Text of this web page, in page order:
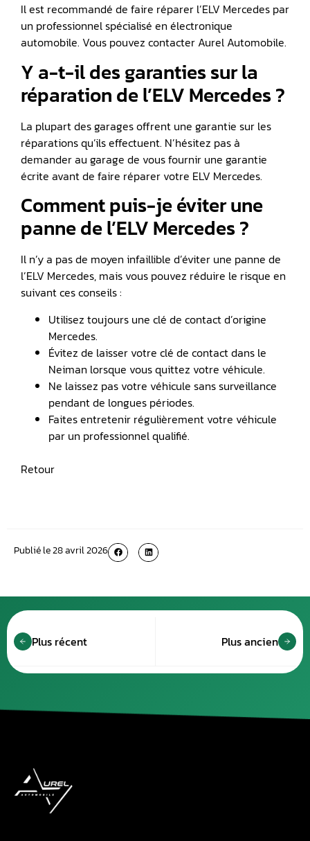
Il est recommandé de faire réparer l’ELV Mercedes par
un professionnel spécialisé en électronique
automobile. Vous pouvez contacter Aurel Automobile.
Y a-t-il des garanties sur la
réparation de l’ELV Mercedes ?
La plupart des garages offrent une garantie sur les
réparations qu’ils effectuent. N’hésitez pas à
demander au garage de vous fournir une garantie
écrite avant de faire réparer votre ELV Mercedes.
Comment puis-je éviter une
panne de l’ELV Mercedes ?
Il n’y a pas de moyen infaillible d’éviter une panne de
l’ELV Mercedes, mais vous pouvez réduire le risque en
suivant ces conseils :
Utilisez toujours une clé de contact d’origine
Mercedes.
Évitez de laisser votre clé de contact dans le
Neiman lorsque vous quittez votre véhicule.
Ne laissez pas votre véhicule sans surveillance
pendant de longues périodes.
Faites entretenir régulièrement votre véhicule
par un professionnel qualifié.
Retour
Publié le28 avril 2026
Plus récent Plus ancien